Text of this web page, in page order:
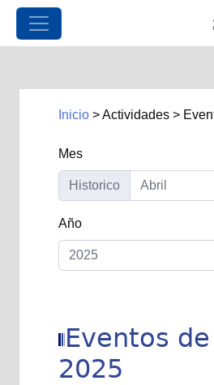
Inicio >Actividades >
Mes
Historico
Año
Eventos
2025